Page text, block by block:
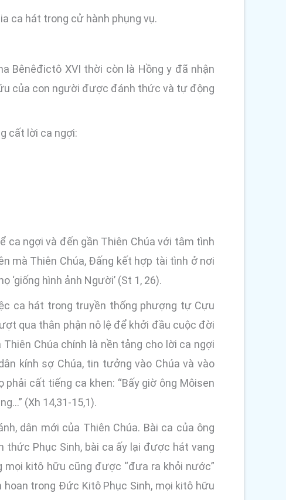
ca hát trong cử hành phụng vụ.
Bênêđictô XVI thời còn là Hồng y đã nhận
của con người được đánh thức và tự động
cất lời ca ngợi:
ngợi và đến gần Thiên Chúa với tâm tình
mà Thiên Chúa, Đấng kết hợp tài tình ở nơi
hình ảnh Người’ (St 1, 26).
ca hát trong truyền thống phượng tự Cựu
qua thân phận nô lệ để khởi đầu cuộc đời
Chúa chính là nền tảng cho lời ca ngợi
kính sợ Chúa, tin tưởng vào Chúa và vào
cất tiếng ca khen: “Bấy giờ ông Môisen
(Xh 14,31-15,1).
dân mới của Thiên Chúa. Bài ca của ông
thức Phục Sinh, bài ca ấy lại được hát vang
kitô hữu cũng được “đưa ra khỏi nước”
trong Đức Kitô Phục Sinh, mọi kitô hữu